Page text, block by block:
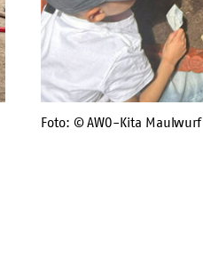
Foto: © AWO Bundesverband
Foto: © AWO-Kita Maulwurf